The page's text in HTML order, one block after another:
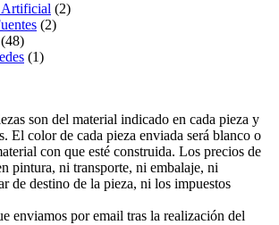
Artificial (2)
(2)
(48)
(1)
son del material indicado en cada pieza y
El color de cada pieza enviada será blanco o
con que esté construida. Los precios de
pintura, ni transporte, ni embalaje, ni
de destino de la pieza, ni los impuestos
enviamos por email tras la realización del